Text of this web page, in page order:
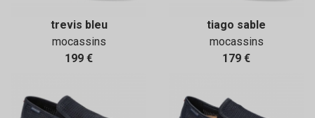
trevis bleu
mocassins
199 €
tiago sable
mocassins
179 €